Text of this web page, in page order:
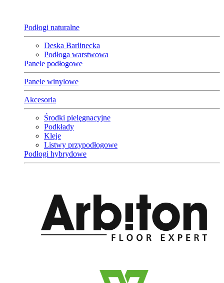
Podłogi naturalne
Deska Barlinecka
Podłoga warstwowa
Panele podłogowe
Panele winylowe
Akcesoria
Środki pielęgnacyjne
Podkłady
Kleje
Listwy przypodłogowe
Podłogi hybrydowe